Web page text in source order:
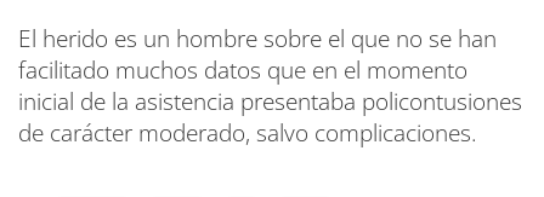
El herido es un hombre sobre el que no se han
facilitado muchos datos que en el momento
inicial de la asistencia presentaba policontusiones
de carácter moderado, salvo complicaciones.